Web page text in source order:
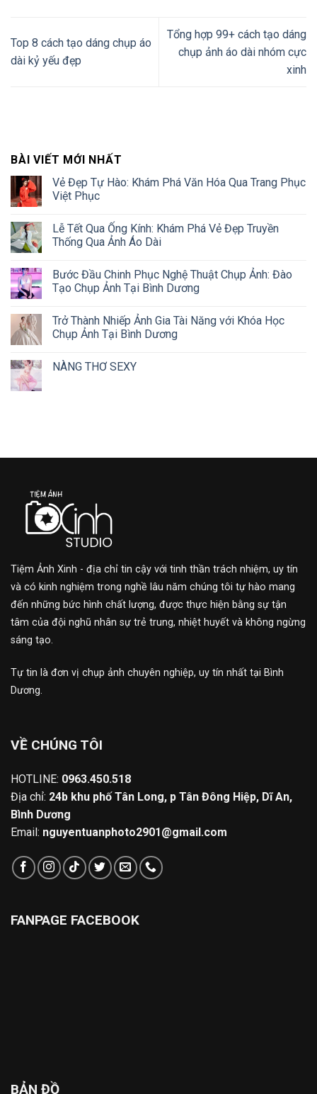
phố Hồ Chí
Hồ Chí Minh
Top 8 cách tạo dáng chụp áo
dài kỷ yếu đẹp
Tổng hợp 99+ cách tạo dáng
chụp ảnh áo dài nhóm cực
xinh
BÀI VIẾT MỚI NHẤT
Vẻ Đẹp Tự Hào: Khám Phá Văn Hóa Qua Trang Phục
Việt Phục
Lễ Tết Qua Ống Kính: Khám Phá Vẻ Đẹp Truyền
Thống Qua Ảnh Áo Dài
Bước Đầu Chinh Phục Nghệ Thuật Chụp Ảnh: Đào
Tạo Chụp Ảnh Tại Bình Dương
Trở Thành Nhiếp Ảnh Gia Tài Năng với Khóa Học
Chụp Ảnh Tại Bình Dương
NÀNG THƠ SEXY
Tiệm Ảnh Xinh - địa chỉ tin cậy với tinh thần trách nhiệm, uy tín
và có kinh nghiệm trong nghề lâu năm chúng tôi tự hào mang
đến những bức hình chất lượng, được thực hiện bằng sự tận
tâm của đội nghũ nhân sự trẻ trung, nhiệt huyết và không ngừng
sáng tạo.
Tự tin là đơn vị chụp ảnh chuyên nghiệp, uy tín nhất tại Bình
Dương.
VỀ CHÚNG TÔI
HOTLINE: 0963.450.518
Địa chỉ: 24b khu phố Tân Long, p Tân Đông Hiệp, Dĩ An,
Bình Dương
Email: nguyentuanphoto2901@gmail.com
FANPAGE FACEBOOK
BẢN ĐỒ